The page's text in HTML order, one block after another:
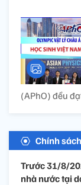
(APhO) đều
Chính
Trước 31/8/
nhà nước tại